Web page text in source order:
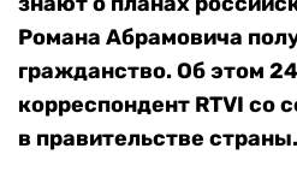
Романа Абрамовича
гражданство. Об этом
корреспондент RTVI со
в правительстве страны.